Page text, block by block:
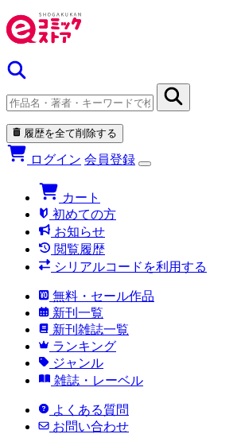
履歴を全て削除する
ログイン 会員登録
カート
初めての方
お知らせ
閲覧履歴
シリアルコードを利用する
無料・セール作品
新刊一覧
新刊雑誌一覧
ランキング
ジャンル
雑誌・レーベル
よくある質問
お問い合わせ